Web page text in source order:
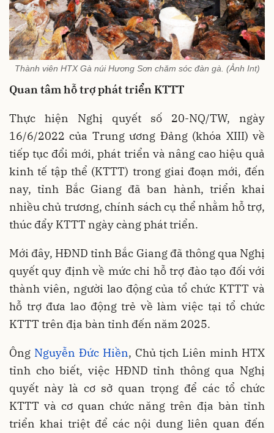
Thành viên HTX Gà núi Hương Sơn chăm sóc đàn gà. (Ảnh Int)
Quan tâm hỗ trợ phát triển KTTT
Thực hiện Nghị quyết số 20-NQ/TW, ngày
16/6/2022 của Trung ương Đảng (khóa XIII) về
tiếp tục đổi mới, phát triển và nâng cao hiệu quả
kinh tế tập thể (KTTT) trong giai đoạn mới, đến
nay, tỉnh Bắc Giang đã ban hành, triển khai
nhiều chủ trương, chính sách cụ thể nhằm hỗ trợ,
thúc đẩy KTTT ngày càng phát triển.
Mới đây, HĐND tỉnh Bắc Giang đã thông qua Nghị
quyết quy định về mức chi hỗ trợ đào tạo đối với
thành viên, người lao động của tổ chức KTTT và
hỗ trợ đưa lao động trẻ về làm việc tại tổ chức
KTTT trên địa bàn tỉnh đến năm 2025.
Ông Nguyễn Đức Hiền, Chủ tịch Liên minh HTX
tỉnh cho biết, việc HĐND tỉnh thông qua Nghị
quyết này là cơ sở quan trọng để các tổ chức
KTTT và cơ quan chức năng trên địa bàn tỉnh
triển khai triệt để các nội dung liên quan đến